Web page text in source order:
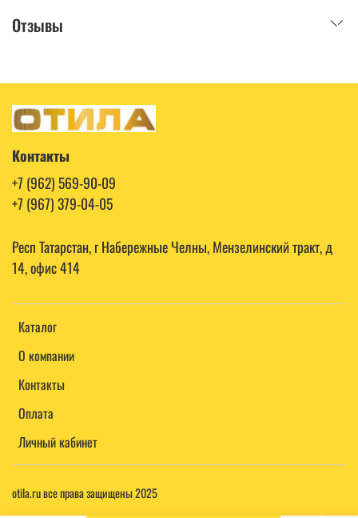
Отзывы
Каталог
О компании
Контакты
Оплата
Личный кабинет
Контакты
+7 (962) 569-90-09
+7 (967) 379-04-05
Респ Татарстан, г Набережные Челны, Мензелинский тракт, д
14, офис 414
otila.ru все права защищены 2025